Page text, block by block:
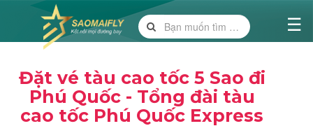
☰
Chủ
Vé Nội
Đặt vé tàu cao tốc 5 Sao đi
Phú Quốc - Tổng đài tàu
cao tốc Phú Quốc Express